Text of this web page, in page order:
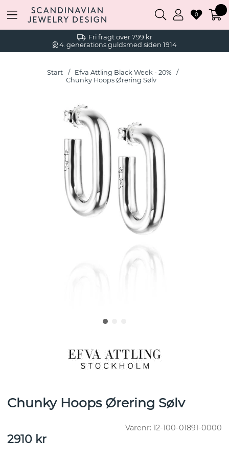
Fri fragt over 799 kr
4. generations guldsmed siden 1914
0
Start
Efva Attling Black Week - 20%
Chunky Hoops Ørering Sølv
Chunky Hoops Ørering Sølv
Varenr: 12-100-01891-0000
2910 kr